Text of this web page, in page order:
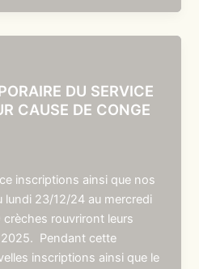
DU SERVICE
CAUSE DE CONGE
inscriptions ainsi que nos
23/12/24 au mercredi
rouvriront leurs
Pendant cette
inscriptions ainsi que le